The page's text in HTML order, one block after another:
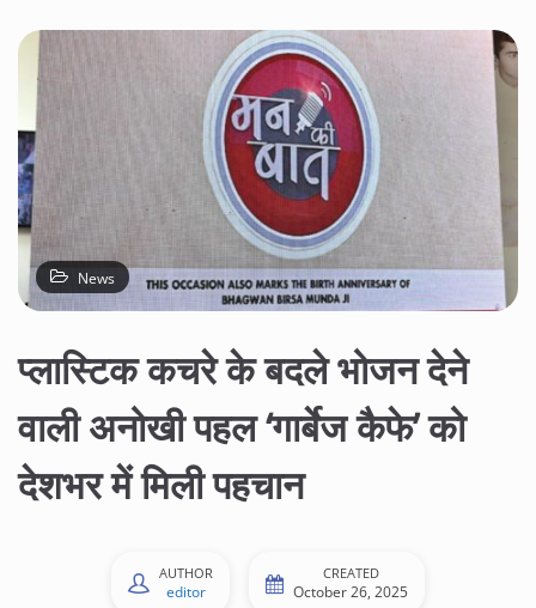
News
प्लास्टिक कचरे के बदले भोजन देने
वाली अनोखी पहल ‘गार्बेज कैफे’ को
देशभर में मिली पहचान
AUTHOR
editor
CREATED
October 26, 2025